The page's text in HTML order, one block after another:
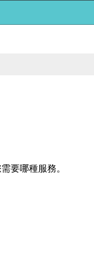
要哪種服務。